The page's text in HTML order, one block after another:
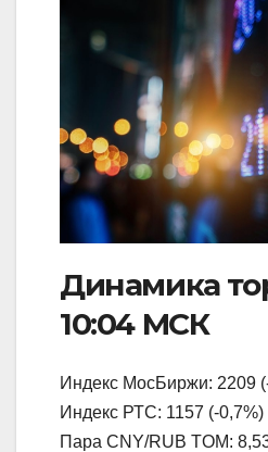
Динамика
10:04 МСК
Индекс МосБиржи: 2209
Индекс РТС: 1157 (-0,7%)
Пара CNY/RUB TOM: